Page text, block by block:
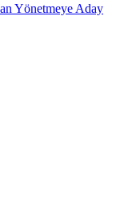
Yönetmeye Aday